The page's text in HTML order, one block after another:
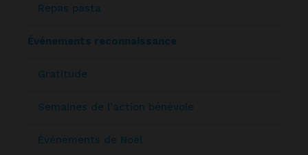
Repas pasta
Événements reconnaissance
Gratitude
Semaines de l'action bénévole
Événements de Noël